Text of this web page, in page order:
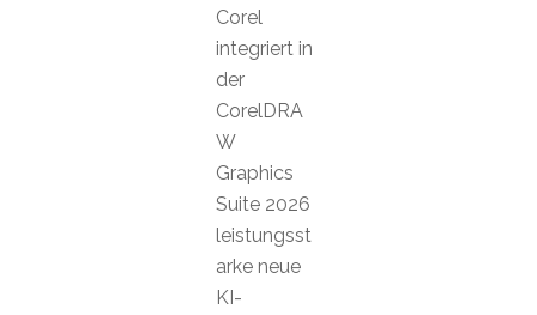
Corel
integriert in
der
CorelDRA
W
Graphics
Suite 2026
leistungsst
arke neue
KI-